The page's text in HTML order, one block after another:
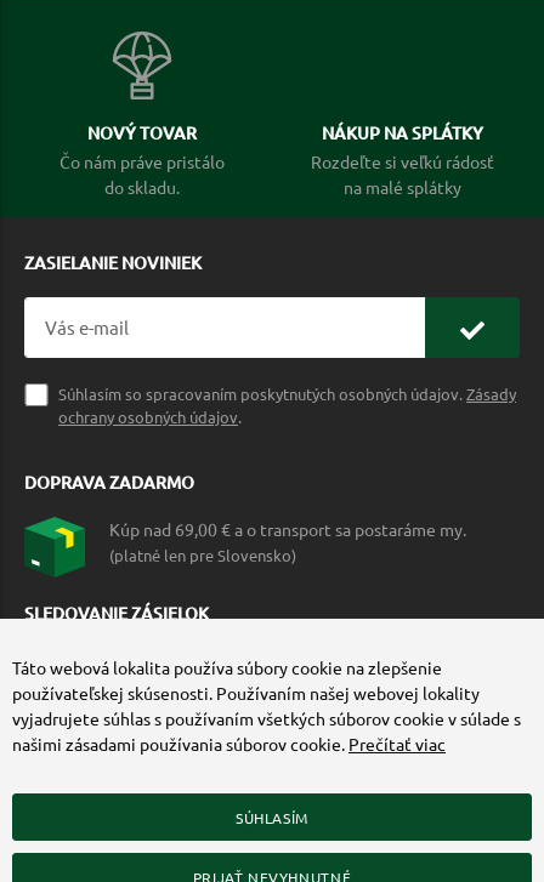
NOVÝ TOVAR
Čo nám práve pristálo
do skladu.
NÁKUP NA SPLÁTKY
Rozdeľte si veľkú rádosť
na malé splátky
ZASIELANIE NOVINIEK
Súhlasím so spracovaním poskytnutých osobných údajov.Zásady
ochrany osobných údajov.
DOPRAVA ZADARMO
Kúp nad 69,00 € a o transport sa postaráme my.
(platné len pre Slovensko)
SLEDOVANIE ZÁSIELOK
ZÍSKAJTE VIAC O COMMANDO.SK
Táto webová lokalita používa súbory cookie na zlepšenie
používateľskej skúsenosti. Používaním našej webovej lokality
vyjadrujete súhlas s používaním všetkých súborov cookie v súlade s
našimi zásadami používania súborov cookie. Prečítať viac
SÚHLASÍM
PRIJAŤ NEVYHNUTNÉ